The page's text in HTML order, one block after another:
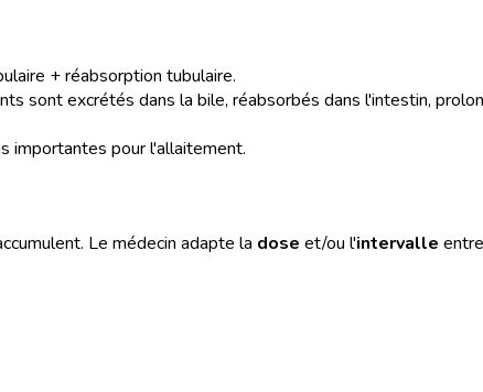
+ réabsorption tubulaire.
sont excrétés dans la bile, réabsorbés dans l'intestin,
importantes pour l'allaitement.
Le médecin adapte la dose et/ou l'intervalle